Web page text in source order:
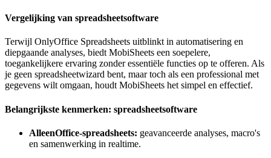
Vergelijking van spreadsheetsoftware
Terwijl OnlyOffice Spreadsheets uitblinkt in automatisering en
diepgaande analyses, biedt MobiSheets een soepelere,
toegankelijkere ervaring zonder essentiële functies op te offeren. Als
je geen spreadsheetwizard bent, maar toch als een professional met
gegevens wilt omgaan, houdt MobiSheets het simpel en effectief.
Belangrijkste kenmerken: spreadsheetsoftware
AlleenOffice-spreadsheets: geavanceerde analyses, macro's
en samenwerking in realtime.